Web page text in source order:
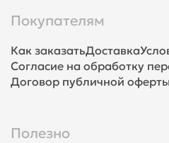
Покупателям
Как заказатьДоставка
Согласие на обработку
Договор публичной оферты
Полезно